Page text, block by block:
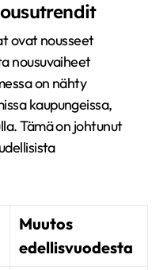
ovat nousseet
nousuvaiheet
on nähty
kaupungeissa,
Tämä on johtunut
Muutos
edellisvuodesta